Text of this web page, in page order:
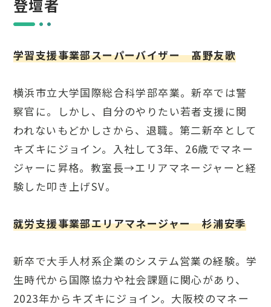
登壇者
学習支援事業部スーパーバイザー 髙野友歌
横浜市立大学国際総合科学部卒業。新卒では警
察官に。しかし、自分のやりたい若者支援に関
われないもどかしさから、退職。第二新卒として
キズキにジョイン。入社して3年、26歳でマネー
ジャーに昇格。教室長→エリアマネージャーと経
験した叩き上げSV。
就労支援事業部エリアマネージャー 杉浦安季
新卒で大手人材系企業のシステム営業の経験。学
生時代から国際協力や社会課題に関心があり、
2023年からキズキにジョイン。大阪校のマネー